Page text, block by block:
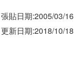
張貼日期:2005/03/16
更新日期:2018/10/18